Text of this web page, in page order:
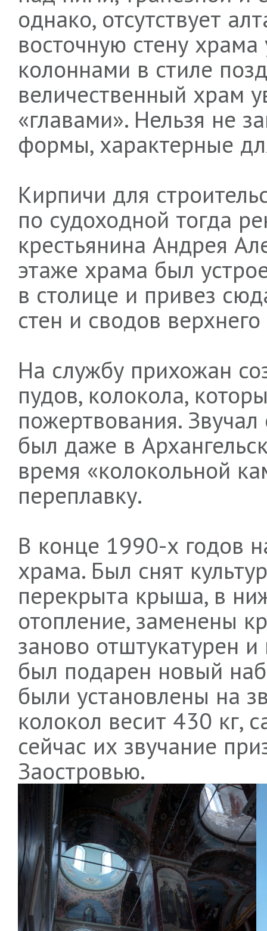
однако, отсутствует
восточную стену
колоннами в стиле
величественный храм
«главами». Нельзя не
формы, характерные
Кирпичи для
по судоходной тогда
крестьянина Андрея
этаже храма был
в столице и привез
стен и сводов
На службу прихожан
пудов, колокола,
пожертвования.
был даже в
время «колокольной
переплавку.
В конце 1990-х годов
храма. Был снят
перекрыта крыша, в
отопление, заменены
заново отштукатурен
был подарен новый
были установлены на
колокол весит 430 кг,
сейчас их звучание
Заостровью.